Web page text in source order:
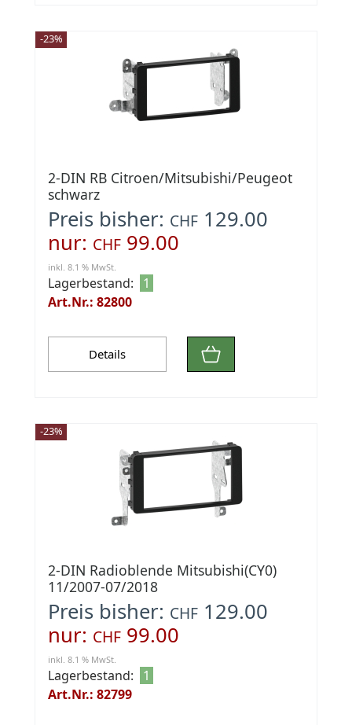
-23%
2-DIN RB Citroen/Mitsubishi/Peugeot
schwarz
Preis bisher: CHF 129.00
nur: CHF 99.00
inkl. 8.1 % MwSt.
Lagerbestand:
1
Art.Nr.: 82800
Details
-23%
2-DIN Radioblende Mitsubishi(CY0)
11/2007-07/2018
Preis bisher: CHF 129.00
nur: CHF 99.00
inkl. 8.1 % MwSt.
Lagerbestand:
1
Art.Nr.: 82799